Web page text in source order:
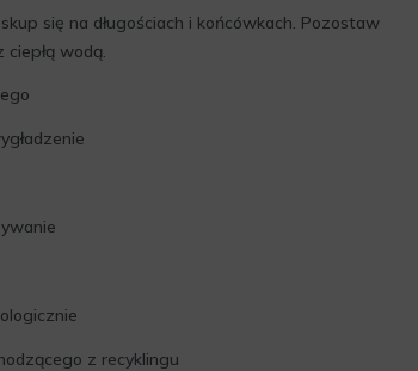
się na długościach i końcówkach. Pozostaw
ciepłą wodą.
z recyklingu